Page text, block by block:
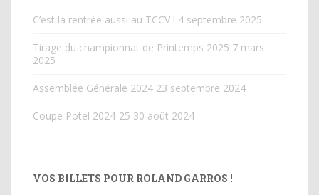
C’est la rentrée aussi au TCCV ! 4 septembre 2025
Tirage du championnat de Printemps 2025 7 mars
2025
Assemblée Générale 2024 23 septembre 2024
Coupe Potel 2024-25 30 août 2024
VOS BILLETS POUR ROLAND GARROS !